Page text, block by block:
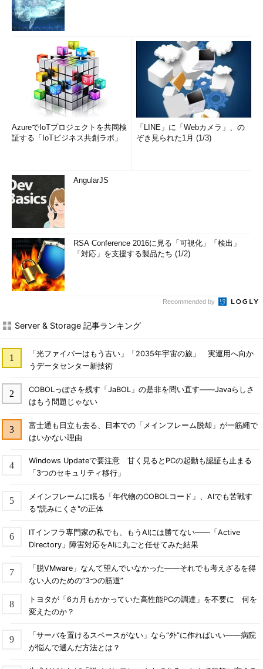
AzureでIoTプロジェクトを共同検
証する「IoTビジネス共創ラボ」
「LINE」に「Webカメラ」、の
ぞき見られた1月 (1/3)
AngularJS
RSA Conference 2016に見る「可視化」「検出」
「対応」を支援する製品たち (1/2)
Recommended by
Server & Storage 記事ランキング
「光ファイバーはもう古い」「2035年宇宙の旅」 実運用へ向か
うデータセンター新技術
COBOLっぽさを残す「JaBOL」の是非を問い直す――Javaらしさ
はもう問題じゃない
富士通も日立も去る、日本での「メインフレーム脱却」が一筋縄で
はいかない理由
Windows Updateで要注意 甘く見るとPCの起動も認証も止まる
「3つのセキュリティ移行」
メインフレームに眠る「年代物のCOBOLコード」、AIでも苦戦す
る"読みにくさ"の正体
ITインフラ専門家の私でも、もうAIには勝てない――「Active
Directory」障害対応をAIに丸ごと任せてみた結果
「脱VMware」なんて望んでいなかった――それでも考えざるを得
ない人のための“3つの筋道”
トヨタが「6カ月もかかっていた高性能PCの調達」を不要に 何を
変えたのか？
「サーバを置けるスペースがない」なら“外”に作ればいい――病院
が悩んで選んだ方法とは？